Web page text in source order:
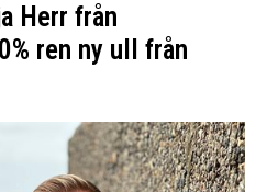
Herr från
ren ny ull från